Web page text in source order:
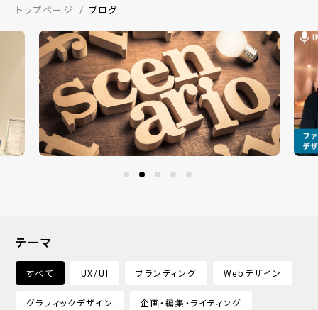
トップページ ブログ
テーマ
すべて UX/UI ブランディング Webデザイン
グラフィックデザイン 企画・編集・ライティング